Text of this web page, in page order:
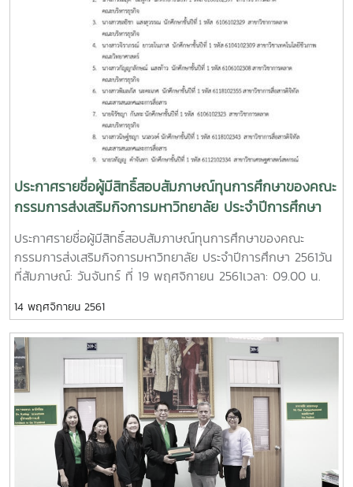
บาท รวมทั้งสิ้น 150000 บาท โดยมีรายชื่อดังต่อไปนี้คณะ
วิศวกรรมและอุตสาหกรรมเกษตรนายมณฑล เมืองแก้ว
นักศึกษาชั้นปีที่ 3 สาขาวิชาเทคโนโลยีหลังการเก็บเกี่ยวนางสาว
วลารินทร์ ยาวุฒิ นักศึกษาชั้นปีที่ 3 สาขาวิชาวิศวกรรม
เกษตรคณะผลิตกรรมการเกษตรนางสาวชาคริยา กองเอียด
นักศึกษาชั้นปีที่ 4 สาขาวิชาเกษตรเคมี (ทุนต่อเนื่อง)นางสาว
ศิริพร วิชาดี นักศึกษาชั้นปีที่ 4 สาขาวิชาเกษตรเคมี
(ทุนต่อเนื่อง)นางสาวศุภากร ดวงเนตร นักศึกษาชั้นปีที่ 4
สาขาวิชาเกษตรเคมี (ทุนต่อเนื่อง)นายซาบัน คำยุง
นักศึกษาชั้นปีที่ 3 สาขาวิชาพืชสวน (ทุนต่อเนื่อง)นายบัณฑิต
สมจิตร นักศึกษาชั้นปีที่ 2 สาขาวิชาปฐพีศาสตร์คณะ
4 สาขาวิชาเศรษฐศาสตร์สหกรณ์ (ทุนต่อเนื่อง)นางสาว
สมัชชา สันหาด นักศึกษาชั้นปีที่ 3 สาขาวิชา
เศรษฐศาสตร์สหกรณ์ (ทุนต่อเนื่อง)คณะบริหารธุรกิจนางสาวลัก
ษมณ กล่อมมิตร นักศึกษาชั้นปีที่ 2 สาขาวิชาการบัญชี
ซึ่งทุนการศึกษาดังกล่าวเป็นทุนการศึกษาแบบต่อเนื่อง โดยได้มี
การมอบทุนการศึกษาตั้งแต่ ปี พ.ศ. 2555 จนถึงปัจจุบัน ณ ห้อง
ประชุมสำนักงานอธิการบดี ชั้น 5 อาคารสำนักงานอธิการบดี
มหาวิทยาลัยแม่โจ้
ประกาศรายชื่อผู้มีสิทธิ์สอบสัมภาษณ์ทุนการศึกษาของคณะ
กรรมการส่งเสริมกิจการมหาวิทยาลัย ประจำปีการศึกษา
ประกาศรายชื่อผู้มีสิทธิ์สอบสัมภาษณ์ทุนการศึกษาของคณะ
กรรมการส่งเสริมกิจการมหาวิทยาลัย ประจำปีการศึกษา 2561วัน
ที่สัมภาษณ์: วันจันทร์ ที่ 19 พฤศจิกายน 2561เวลา: 09.00 น.
มหาวิทยาลัยแม่โจ้การแต่งกาย: ชุดนักศึกษา
14 พฤศจิกายน 2561